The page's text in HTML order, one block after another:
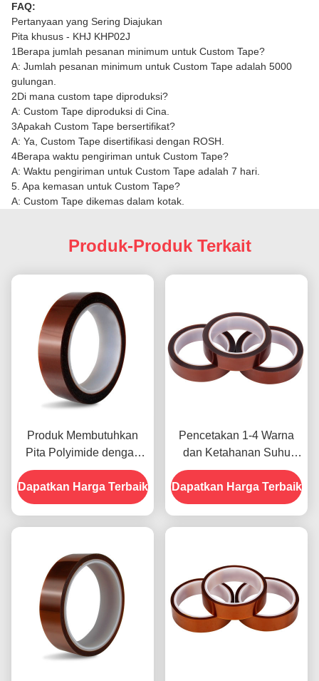
FAQ:
Pertanyaan yang Sering Diajukan
Pita khusus - KHJ KHP02J
1Berapa jumlah pesanan minimum untuk Custom Tape?
A: Jumlah pesanan minimum untuk Custom Tape adalah 5000
gulungan.
2Di mana custom tape diproduksi?
A: Custom Tape diproduksi di Cina.
3Apakah Custom Tape bersertifikat?
A: Ya, Custom Tape disertifikasi dengan ROSH.
4Berapa waktu pengiriman untuk Custom Tape?
A: Waktu pengiriman untuk Custom Tape adalah 7 hari.
5. Apa kemasan untuk Custom Tape?
A: Custom Tape dikemas dalam kotak.
Produk-Produk Terkait
Produk Membutuhkan
Pita Polyimide dengan
Resistensi Tegangan
1000V
Dapatkan Harga Terbaik
Pencetakan 1-4 Warna
dan Ketahanan Suhu
-10C-80C Metode
Pembayaran Kartu Kredit
untuk Model Sebelumnya
Dapatkan Harga Terbaik